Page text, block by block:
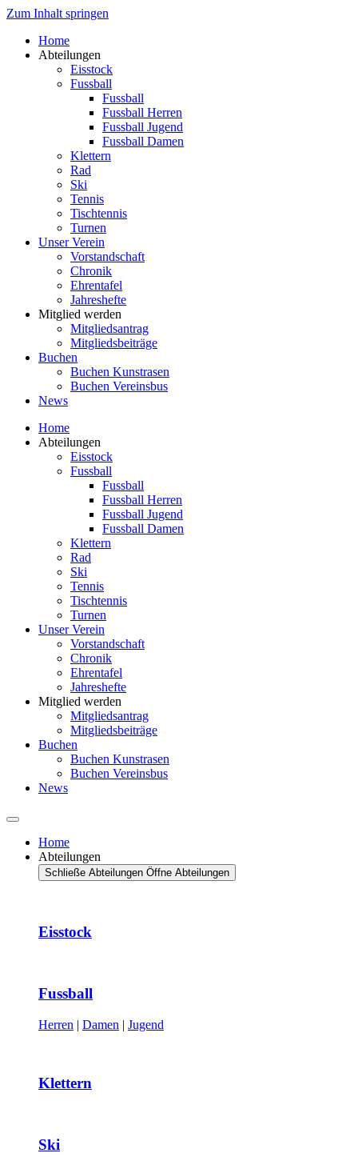
Zum Inhalt springen
Home
Abteilungen
Eisstock
Fussball
Fussball
Fussball Herren
Fussball Jugend
Fussball Damen
Klettern
Rad
Ski
Tennis
Tischtennis
Turnen
Unser Verein
Vorstandschaft
Chronik
Ehrentafel
Jahreshefte
Mitglied werden
Mitgliedsantrag
Mitgliedsbeiträge
Buchen
Buchen Kunstrasen
Buchen Vereinsbus
News
Home
Abteilungen
Eisstock
Fussball
Fussball
Fussball Herren
Fussball Jugend
Fussball Damen
Klettern
Rad
Ski
Tennis
Tischtennis
Turnen
Unser Verein
Vorstandschaft
Chronik
Ehrentafel
Jahreshefte
Mitglied werden
Mitgliedsantrag
Mitgliedsbeiträge
Buchen
Buchen Kunstrasen
Buchen Vereinsbus
News
Home
Abteilungen
Schließe Abteilungen Öffne Abteilungen
Eisstock
Fussball
Herren | Damen | Jugend
Klettern
Ski